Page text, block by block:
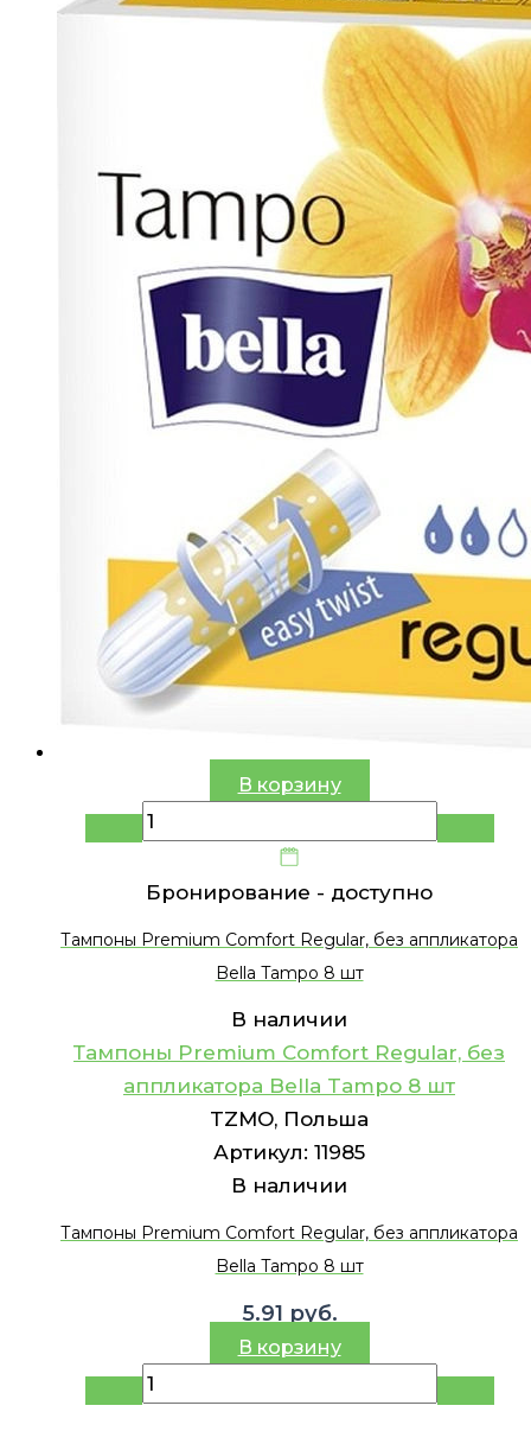
В корзину
Бронирование - доступно
Тампоны Premium Comfort Regular, без аппликатора
Bella Tampo 8 шт
В наличии
Тампоны Premium Comfort Regular, без
аппликатора Bella Tampo 8 шт
TZMO, Польша
Артикул: 11985
В наличии
Тампоны Premium Comfort Regular, без аппликатора
Bella Tampo 8 шт
5.91 руб.
В корзину